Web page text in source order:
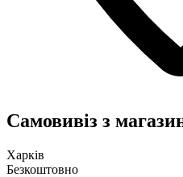
Самовивіз з
Харків
Безкоштовно